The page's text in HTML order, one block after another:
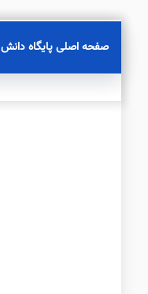
صفحه اصلی پایگاه دانش